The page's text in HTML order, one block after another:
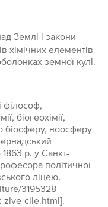
Землі і закони
хімічних елементів
земної кулі.
філософ,
біогеохімії,
біосферу, ноосферу
р. у Санкт-
політичної
ліцею.
3195328-
zive-cile.html].